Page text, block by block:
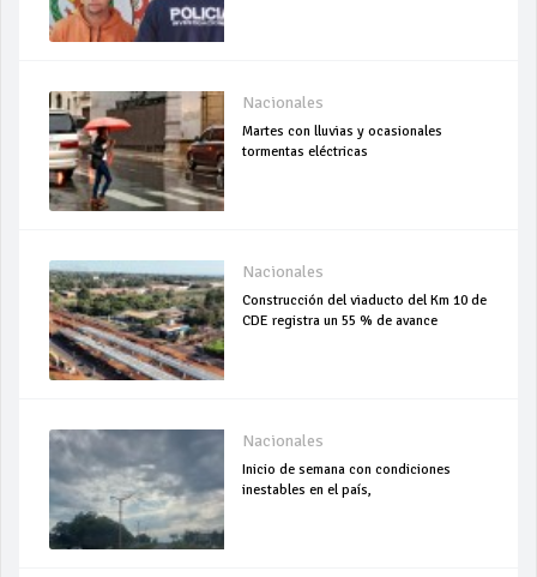
Nacionales
Martes con lluvias y ocasionales
tormentas eléctricas
Nacionales
Construcción del viaducto del Km 10 de
CDE registra un 55 % de avance
Nacionales
Inicio de semana con condiciones
inestables en el país,